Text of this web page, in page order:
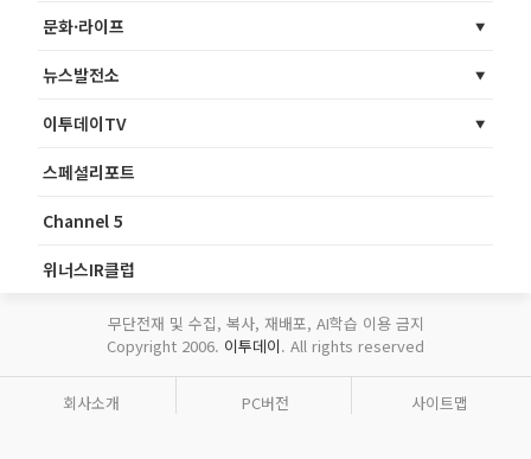
문화·라이프
뉴스발전소
이투데이TV
스페셜리포트
Channel 5
위너스IR클럽
무단전재 및 수집, 복사, 재배포, AI학습 이용 금지
Copyright 2006. 이투데이. All rights reserved
회사소개 PC버전 사이트맵